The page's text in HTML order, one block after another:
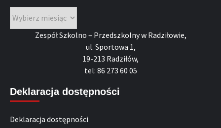
Zespół Szkolno – Przedszkolny w Radziłowie,
ul. Sportowa 1,
19-213 Radziłów,
tel: 86 273 60 05
Deklaracja dostępności
Deklaracja dostępności